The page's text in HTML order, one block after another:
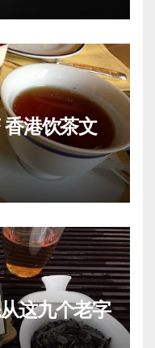
港饮茶文
这九个老字